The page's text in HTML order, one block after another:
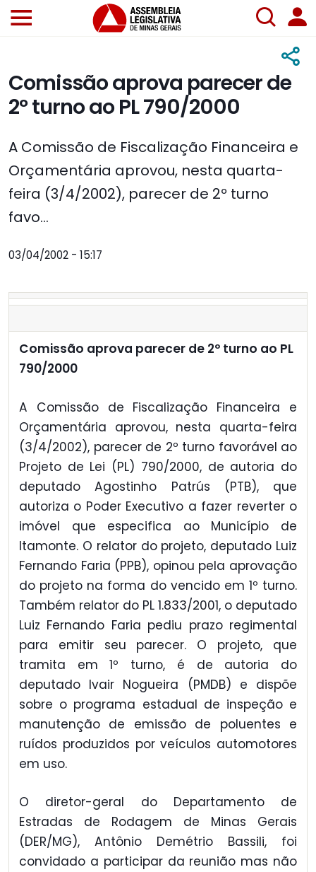
Comissão aprova parecer de
2º turno ao PL 790/2000
A Comissão de Fiscalização Financeira e
Orçamentária aprovou, nesta quarta-
feira (3/4/2002), parecer de 2º turno
favo...
03/04/2002 - 15:17
Comissão aprova parecer de 2º turno ao PL
790/2000
A Comissão de Fiscalização Financeira e
Orçamentária aprovou, nesta quarta-feira
(3/4/2002), parecer de 2º turno favorável ao
Projeto de Lei (PL) 790/2000, de autoria do
deputado Agostinho Patrús (PTB), que
autoriza o Poder Executivo a fazer reverter o
imóvel que especifica ao Município de
Itamonte. O relator do projeto, deputado Luiz
Fernando Faria (PPB), opinou pela aprovação
do projeto na forma do vencido em 1º turno.
Também relator do PL 1.833/2001, o deputado
Luiz Fernando Faria pediu prazo regimental
para emitir seu parecer. O projeto, que
tramita em 1º turno, é de autoria do
deputado Ivair Nogueira (PMDB) e dispõe
sobre o programa estadual de inspeção e
manutenção de emissão de poluentes e
ruídos produzidos por veículos automotores
em uso.
O diretor-geral do Departamento de
Estradas de Rodagem de Minas Gerais
(DER/MG), Antônio Demétrio Bassili, foi
convidado a participar da reunião mas não